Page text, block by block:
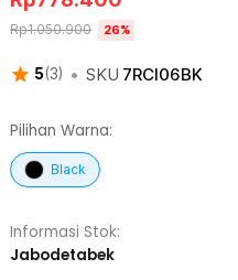
5(3) • SKU 7RCI06BK
Rp1.050.900 26%
Pilihan Warna:
Black
Informasi Stok:
Jabodetabek